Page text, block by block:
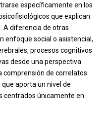
específicamente en los
que explican
A diferencia de otras
enfoque social o asistencial,
procesos cognitivos
desde una perspectiva
comprensión de correlatos
aporta un nivel de
centrados únicamente en